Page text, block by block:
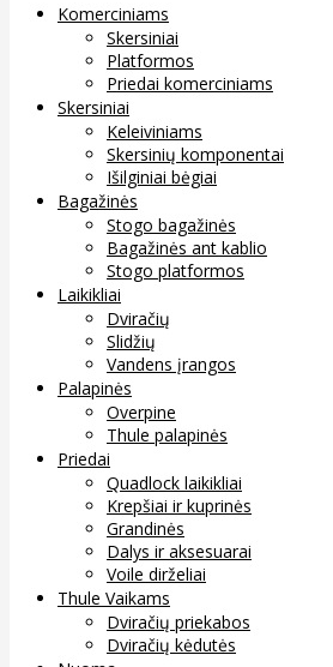
Komerciniams
Skersiniai
Platformos
Priedai komerciniams
Skersiniai
Keleiviniams
Skersinių komponentai
Išilginiai bėgiai
Bagažinės
Stogo bagažinės
Bagažinės ant kablio
Stogo platformos
Laikikliai
Dviračių
Slidžių
Vandens įrangos
Palapinės
Overpine
Thule palapinės
Priedai
Quadlock laikikliai
Krepšiai ir kuprinės
Grandinės
Dalys ir aksesuarai
Voile dirželiai
Thule Vaikams
Dviračių priekabos
Dviračių kėdutės